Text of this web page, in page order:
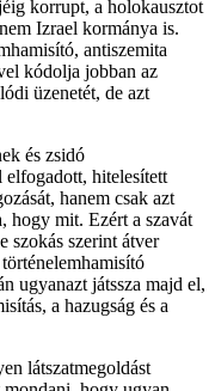
korrupt, a holokausztot
Izrael kormánya is.
antiszemita
kódolja jobban az
üzenetét, de azt
és zsidó
elfogadott, hitelesített
hanem csak azt
hogy mit. Ezért a szavát
szokás szerint átver
ugyanazt játssza majd el,
a hazugság és a
látszatmegoldást